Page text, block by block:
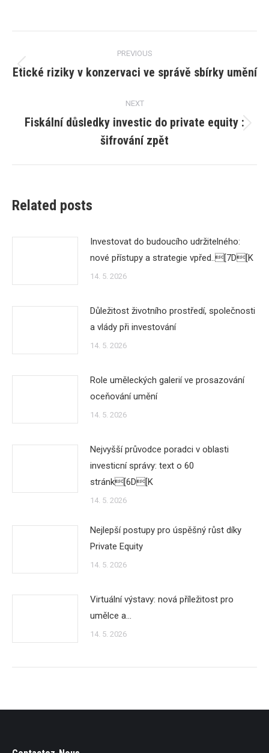
navigation
PREVIOUS
Previous
Etické riziky v konzervaci ve správě sbírky umění
NEXT
post:
Fiskální důsledky investic do private equity :
šifrování zpět
Related posts
Investovat do budoucího udržitelného:
nové přístupy a strategie vpřed..[7D[K
14. 5. 2026
Důležitost životního prostředí, společnosti
a vlády při investování
14. 5. 2026
Role uměleckých galerií ve prosazování
oceňování umění
14. 5. 2026
Nejvyšší průvodce poradci v oblasti
investicní správy: text o 60
stránk[6D[K
14. 5. 2026
Nejlepší postupy pro úspěšný růst díky
Private Equity
14. 5. 2026
Virtuální výstavy: nová příležitost pro
umělce a…
14. 5. 2026